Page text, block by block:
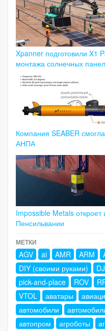
Xpanner подготовили X1
монтажа солнечных
Компания SEABER
АНПА
Impossible Metals откроет
Пенсильвании
МЕТКИ
AGV ai AMR ARM
DIY (своими руками)
pick-and-place
ROV
VTOL
аватары
автомобили
автопром
агроботы